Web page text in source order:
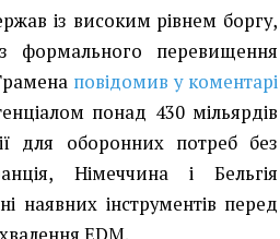
із високим рівнем боргу,
формального перевищення
повідомив у коментарі
понад 430 мільярдів
для оборонних потреб без
Німеччина і Бельгія
наявних інструментів перед